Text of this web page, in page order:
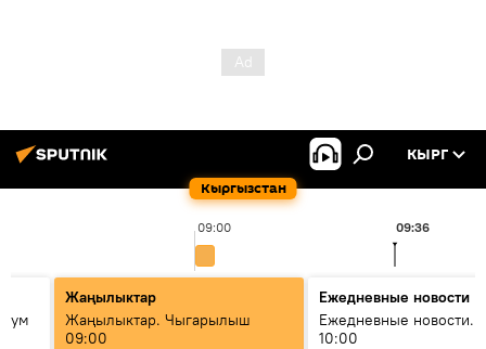
Кыргызстан
КЫРГ
09:00 09:36
Жаңылыктар
Жаңылыктар. Чыгарылыш
09:00
Ежедневные новости
Ежедневные новости.
10:00